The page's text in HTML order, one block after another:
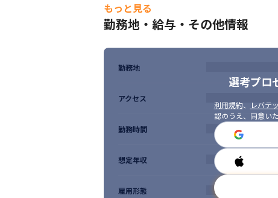
人々に「便利」と「感動」を提供する企業で
スゴイものを作り、プロデュースし、「事業
未知の経験と成功体験を重ねながら、プロ
私達は、自分の強みを認識して、個性を発揮
私達は、チームワークを重視し、有機的な組
私達は、「プロフェッショナル」をキーワー
私達は、自ら考え、自ら行動する風土を作りま
私達は、最高の成果を生み出すために妥協せ
私達は、変化や失敗を恐れず新しい事を楽し
私達は、未知へのチャレンジから逃げ出さず
私達は、お客様の本当の目的を理解し、価値
もっと見る
勤務地・給与・その他情報
選考プロ
利用規約、 レバテ
認のうえ、同意い
勤務地
アクセス
勤務時間
想定年収
雇用形態